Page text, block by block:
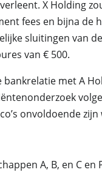
X Holding
fees en bijna de
sluitingen van
van € 500.
met A
onvoldoende
A, B, en C